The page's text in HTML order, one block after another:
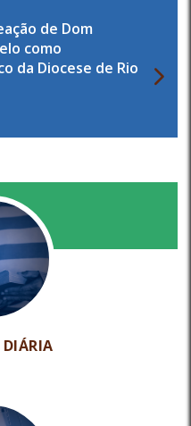
de Dom
como
da Diocese de Rio